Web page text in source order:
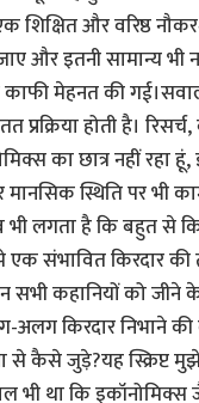
और वरिष्ठ
और इतनी सामान्य भी
मेहनत की
होती है।
का छात्र नहीं
स्थिति पर भी
लगता है कि बहुत से
संभावित किरदार की
कहानियों को जीने के
किरदार निभाने
कैसे जुड़े?यह स्क्रिप्ट
था कि इकॉनोमिक्स